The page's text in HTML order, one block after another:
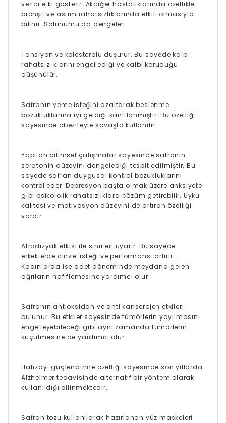
verici etki gösterir. Akciğer hastalıklarında özellikle
bronşit ve astım rahatsızlıklarında etkili olmasıyla
bilinir. Solunumu da dengeler.
Tansiyon ve kolesterolü düşürür. Bu sayede kalp
rahatsızlıklarını engellediği ve kalbi koruduğu
düşünülür.
Safranın yeme isteğini azaltarak beslenme
bozukluklarına iyi geldiği kanıtlanmıştır. Bu özelliği
sayesinde obeziteyle savaşta kullanılır.
Yapılan bilimsel çalışmalar sayesinde safranın
seratonin düzeyini dengelediği tespit edilmiştir. Bu
sayede safran duygusal kontrol bozukluklarını
kontrol eder. Depresyon başta olmak üzere anksiyete
gibi psikolojik rahatsızlıklara çözüm getirebilir. Uyku
kalitesi ve motivasyon düzeyini de artıran özelliği
vardır.
Afrodizyak etkisi ile sinirleri uyarır. Bu sayede
erkeklerde cinsel isteği ve performansı artırır.
Kadınlarda ise adet döneminde meydana gelen
ağrıların hafiflemesine yardımcı olur.
Safranın antioksidan ve anti kanserojen etkileri
bulunur. Bu etkiler sayesinde tümörlerin yayılmasını
engelleyebileceği gibi aynı zamanda tümörlerin
küçülmesine de yardımcı olur.
Hafızayı güçlendirme özelliği sayesinde son yıllarda
Alzheimer tedavisinde alternatif bir yöntem olarak
kullanıldığı bilinmektedir.
Safran tozu kullanılarak hazırlanan yüz maskeleri